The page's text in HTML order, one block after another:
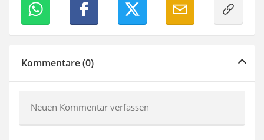
Kommentare (0)
Neuen Kommentar verfassen